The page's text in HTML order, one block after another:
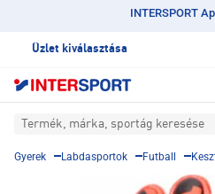
INTERSPORT
Üzlet kiválasztása
Termék, márka, sportág keresése
Gyerek Labdasportok Futball